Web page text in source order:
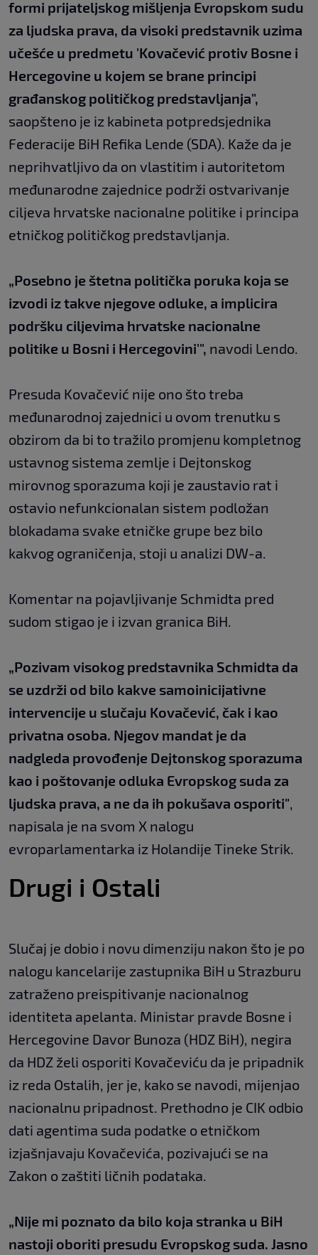
formi prijateljskog mišljenja Evropskom sudu
za ljudska prava, da visoki predstavnik uzima
učešće u predmetu 'Kovačević protiv Bosne i
Hercegovine u kojem se brane principi
građanskog političkog predstavljanja",
saopšteno je iz kabineta potpredsjednika
Federacije BiH Refika Lende (SDA). Kaže da je
neprihvatljivo da on vlastitim i autoritetom
međunarodne zajednice podrži ostvarivanje
ciljeva hrvatske nacionalne politike i principa
etničkog političkog predstavljanja.
„Posebno je štetna politička poruka koja se
izvodi iz takve njegove odluke, a implicira
podršku ciljevima hrvatske nacionalne
politike u Bosni i Hercegovini'", navodi Lendo.
Presuda Kovačević nije ono što treba
međunarodnoj zajednici u ovom trenutku s
obzirom da bi to tražilo promjenu kompletnog
ustavnog sistema zemlje i Dejtonskog
mirovnog sporazuma koji je zaustavio rat i
ostavio nefunkcionalan sistem podložan
blokadama svake etničke grupe bez bilo
kakvog ograničenja, stoji u analizi DW-a.
Komentar na pojavljivanje Schmidta pred
sudom stigao je i izvan granica BiH.
„Pozivam visokog predstavnika Schmidta da
se uzdrži od bilo kakve samoinicijativne
intervencije u slučaju Kovačević, čak i kao
privatna osoba. Njegov mandat je da
nadgleda provođenje Dejtonskog sporazuma
kao i poštovanje odluka Evropskog suda za
ljudska prava, a ne da ih pokušava osporiti",
napisala je na svom X nalogu
evroparlamentarka iz Holandije Tineke Strik.
Drugi i Ostali
Slučaj je dobio i novu dimenziju nakon što je po
nalogu kancelarije zastupnika BiH u Strazburu
zatraženo preispitivanje nacionalnog
identiteta apelanta. Ministar pravde Bosne i
Hercegovine Davor Bunoza (HDZ BiH), negira
da HDZ želi osporiti Kovačeviću da je pripadnik
iz reda Ostalih, jer je, kako se navodi, mijenjao
nacionalnu pripadnost. Prethodno je CIK odbio
dati agentima suda podatke o etničkom
izjašnjavaju Kovačevića, pozivajući se na
Zakon o zaštiti ličnih podataka.
„Nije mi poznato da bilo koja stranka u BiH
nastoji oboriti presudu Evropskog suda. Jasno